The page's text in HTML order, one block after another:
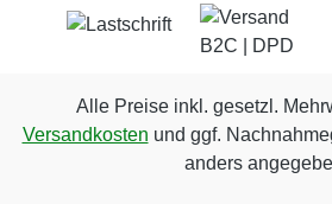
Alle Preise inkl. gesetzl.
Versandkosten und ggf.
anders